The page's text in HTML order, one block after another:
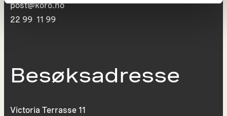
post@koro.no
22 99 11 99
Besøksadresse
Victoria Terrasse 11